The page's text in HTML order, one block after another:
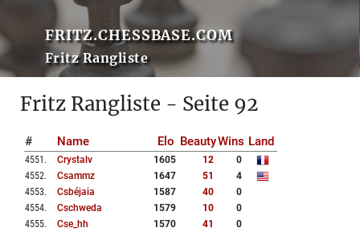
FRITZ.CHESSBASE.COM
Fritz Rangliste
Fritz Rangliste - Seite 92
# Name Elo BeautyWins Land
4551 . Crystalv 1605 12
0
4552. Csammz 1647 51
4
4553. Csbéjaia 1587 40
0
4554. Cschweda 1579 10
0
4555. Cse_hh 1570 41
0